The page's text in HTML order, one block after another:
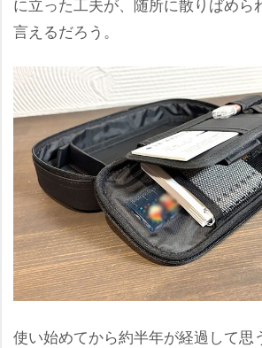
言えるだろう。
使い始めてから約半年が経過して思